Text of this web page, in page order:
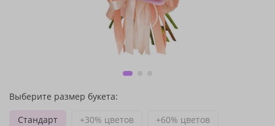
Выберите размер букета:
Стандарт
+30% цветов +60% цветов